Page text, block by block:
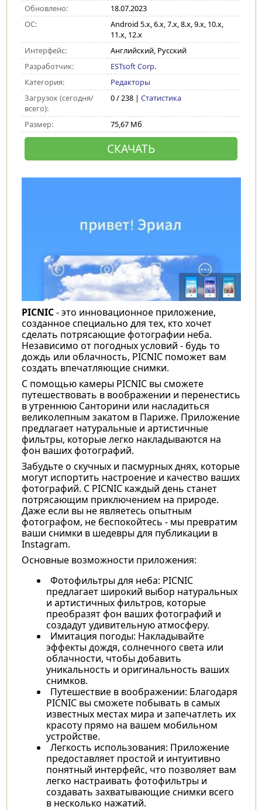
Обновлено:
18.07.2023
ОС:
Android 5.x, 6.x, 7.x, 8.x, 9.x, 10.x,
11.x, 12.x
Интерфейс:
Английский, Русский
Разработчик:
ESTsoft Corp.
Категория:
Редакторы
Загрузок (сегодня/
всего):
0 / 238 | Статистика
Размер: 75,67 Мб
СКАЧАТЬ
PICNIC- это инновационное приложение,
созданное специально для тех, кто хочет
сделать потрясающие фотографии неба.
Независимо от погодных условий - будь то
дождь или облачность, PICNIC поможет вам
создать впечатляющие снимки.
С помощью камеры PICNIC вы сможете
путешествовать в воображении и перенестись
в утреннюю Санторини или насладиться
великолепным закатом в Париже. Приложение
предлагает натуральные и артистичные
фильтры, которые легко накладываются на
фон ваших фотографий.
Забудьте о скучных и пасмурных днях, которые
могут испортить настроение и качество ваших
фотографий. С PICNIC каждый день станет
потрясающим приключением на природе.
Даже если вы не являетесь опытным
фотографом, не беспокойтесь - мы превратим
ваши снимки в шедевры для публикации в
Instagram.
Основные возможности приложения:
Фотофильтры для неба: PICNIC
предлагает широкий выбор натуральных
и артистичных фильтров, которые
преобразят фон ваших фотографий и
создадут удивительную атмосферу.
Имитация погоды: Накладывайте
эффекты дождя, солнечного света или
облачности, чтобы добавить
уникальность и оригинальность ваших
снимков.
Путешествие в воображении: Благодаря
PICNIC вы сможете побывать в самых
известных местах мира и запечатлеть их
красоту прямо на вашем мобильном
устройстве.
Легкость использования: Приложение
предоставляет простой и интуитивно
понятный интерфейс, что позволяет вам
легко настраивать фотофильтры и
создавать захватывающие снимки всего
в несколько нажатий.